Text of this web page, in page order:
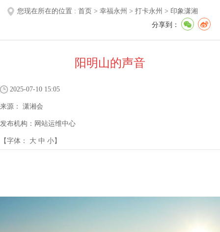
您现在所在的位置 : 首页 > 幸福永州 > 打卡永州 > 印象潇湘
分享到：
阳明山的声音
2025-07-10 15:05
来源： 潇湘会
发布机构： 网站运维中心
【字体： 大 中 小】